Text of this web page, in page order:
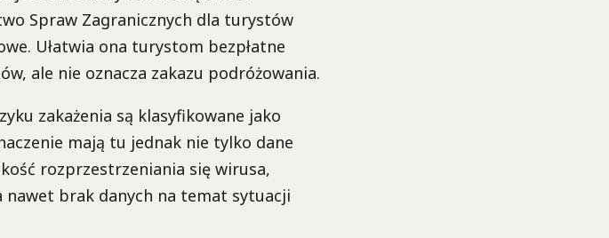
Spraw Zagranicznych dla turystów
Ułatwia ona turystom bezpłatne
ale nie oznacza zakazu podróżowania.
zakażenia są klasyfikowane jako
mają tu jednak nie tylko dane
rozprzestrzeniania się wirusa,
brak danych na temat sytuacji